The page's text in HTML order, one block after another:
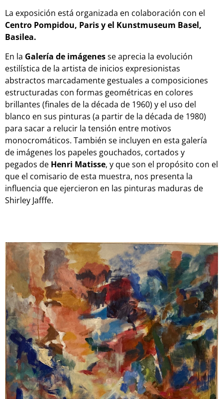
La exposición está organizada en colaboración con el
Centro Pompidou, Paris y el Kunstmuseum Basel,
Basilea.
En la Galería de imágenesse aprecia la evolución
estilística de la artista de inicios expresionistas
abstractos marcadamente gestuales a composiciones
estructuradas con formas geométricas en colores
brillantes (finales de la década de 1960) y el uso del
blanco en sus pinturas (a partir de la década de 1980)
para sacar a relucir la tensión entre motivos
monocromáticos. También se incluyen en esta galería
de imágenes los papeles gouchados, cortados y
pegados de Henri Matisse, y que son el propósito con el
que el comisario de esta muestra, nos presenta la
influencia que ejercieron en las pinturas maduras de
Shirley Jafffe.